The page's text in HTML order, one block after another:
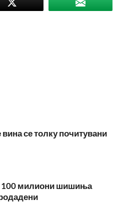
се толку почитувани
100 милиони шишиња